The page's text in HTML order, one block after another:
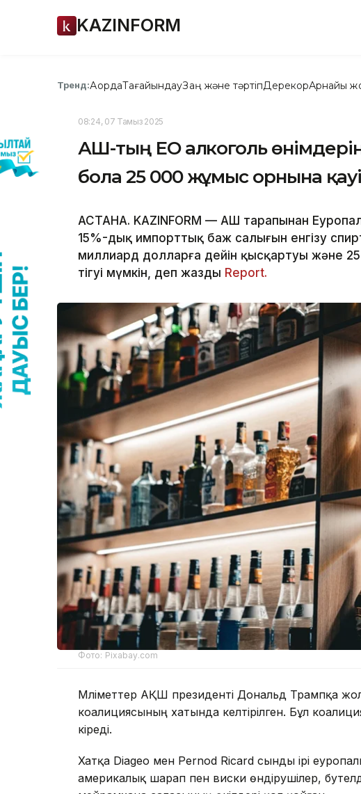
KAZINFORM
Тренд:АқордаТағайындауЗаң және тәртіпДерекқорАрнайы
08:24, 07 Тамыз 2025
АҚШ-тың ЕО алкоголь
бола 25 000 жұмыс орнына
АСТАНА. KAZINFORM — АҚШ тарапынан
15%-дық импорттық баж салығын енгізу
миллиард долларға дейін қысқартуы және
тігуі мүмкін, деп жазды Report.
Фото: Pixabay.com
Мәліметтер АҚШ президенті Дональд Трампқа
коалициясының хатында келтірілген. Бұл
кіреді.
Хатқа Diageo мен Pernod Ricard сынды ірі
америкалық шарап пен виски өндірушілер,